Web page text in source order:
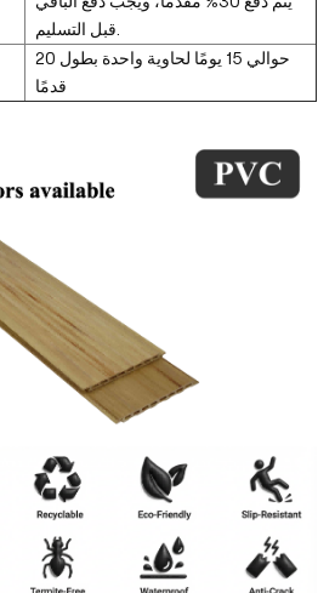
حوالي 15 يومًا لحاوية واحدة بطول 20
قدمًا